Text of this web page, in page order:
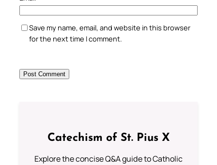
Save my name, email, and website in this browser
for the next time I comment.
Catechism of St. Pius X
Explore the concise Q&A guide to Catholic